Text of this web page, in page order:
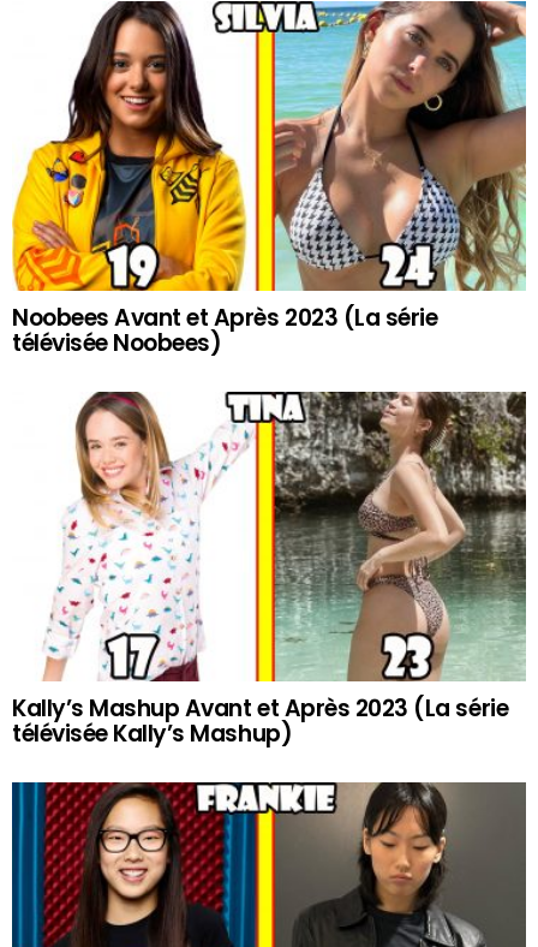
Noobees Avant et Après 2023 (La série
télévisée Noobees)
Kally’s Mashup Avant et Après 2023 (La série
télévisée Kally’s Mashup)